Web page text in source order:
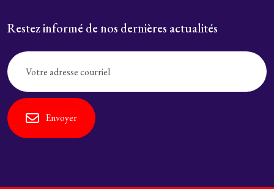
Restez informé de nos dernières actualités
Envoyer